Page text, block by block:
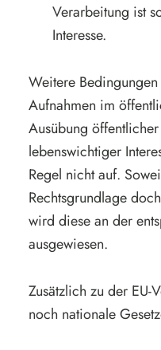
Verarbeitung ist
Interesse.
Weitere
Aufnahmen im
Ausübung
lebenswichtiger
Regel nicht auf.
Rechtsgrundlage
wird diese an der
ausgewiesen.
Zusätzlich zu der EU-
noch nationale